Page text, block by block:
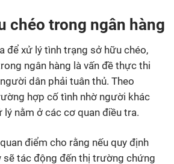
chéo trong ngân hàng
để xử lý tình trạng sở hữu chéo,
ngân hàng là vấn đề thực thi
dân phải tuân thủ. Theo
hợp cố tình nhờ người khác
nằm ở các cơ quan điều tra.
điểm cho rằng nếu quy định
sẽ tác động đến thị trường chứng